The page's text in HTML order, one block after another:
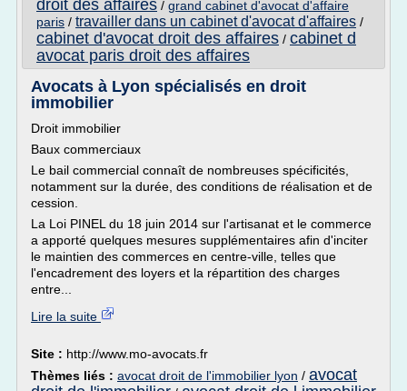
droit des affaires / grand cabinet d'avocat d'affaire
paris / travailler dans un cabinet d'avocat d'affaires /
cabinet d'avocat droit des affaires / cabinet d
avocat paris droit des affaires
Avocats à Lyon spécialisés en droit
immobilier
Droit immobilier
Baux commerciaux
Le bail commercial connaît de nombreuses spécificités,
notamment sur la durée, des conditions de réalisation et de
cession.
La Loi PINEL du 18 juin 2014 sur l'artisanat et le commerce
a apporté quelques mesures supplémentaires afin d'inciter
le maintien des commerces en centre-ville, telles que
l'encadrement des loyers et la répartition des charges
entre...
Lire la suite
Site : http://www.mo-avocats.fr
Thèmes liés : avocat droit de l'immobilier lyon / avocat